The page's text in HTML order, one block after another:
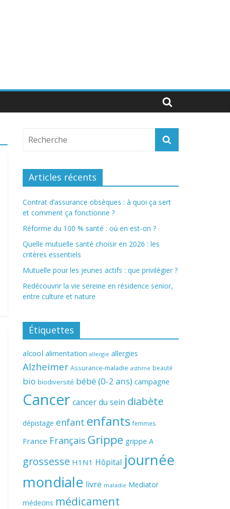
Articles récents
Contrat d’assurance obsèques : à quoi ça sert
et comment ça fonctionne ?
Réforme du 100 % santé : où en est-on ?
Quelle mutuelle santé choisir en 2026 : les
critères essentiels
Mutuelle pour les jeunes actifs : que privilégier ?
Redécouvrir la vie sereine en résidence senior,
entre culture et nature
Étiquettes
alcool alimentation allergie allergies
Alzheimer Assurance-maladie asthme beauté
bio biodiversité bébé (0-2 ans) campagne
Cancer cancer du sein diabète
dépistage enfant enfants femmes
France Français Grippe grippe A
grossesse H1N1 Hôpital journée
mondiale livre maladie Mediator
médecins médicament